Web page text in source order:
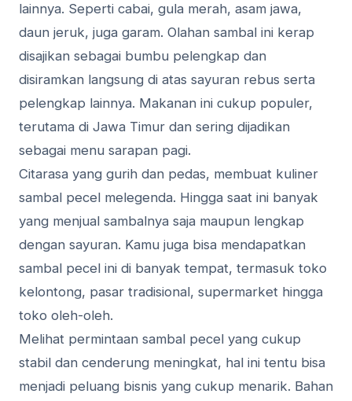
lainnya. Seperti cabai, gula merah, asam jawa,
daun jeruk, juga garam. Olahan sambal ini kerap
disajikan sebagai bumbu pelengkap dan
disiramkan langsung di atas sayuran rebus serta
pelengkap lainnya. Makanan ini cukup populer,
terutama di Jawa Timur dan sering dijadikan
sebagai menu sarapan pagi.
Citarasa yang gurih dan pedas, membuat kuliner
sambal pecel melegenda. Hingga saat ini banyak
yang menjual sambalnya saja maupun lengkap
dengan sayuran. Kamu juga bisa mendapatkan
sambal pecel ini di banyak tempat, termasuk toko
kelontong, pasar tradisional, supermarket hingga
toko oleh-oleh.
Melihat permintaan sambal pecel yang cukup
stabil dan cenderung meningkat, hal ini tentu bisa
menjadi peluang bisnis yang cukup menarik. Bahan